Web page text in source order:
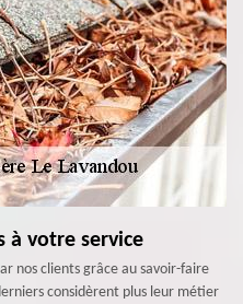
à votre service
nos clients grâce au savoir-faire
considèrent plus leur métier